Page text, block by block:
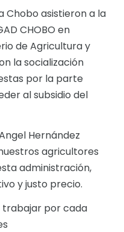
Territorial -
- PAC
y balances
Chobo asistieron a la
CHOBO en
de Agricultura y
la socialización
por la parte
al subsidio del
Hernández
agricultores
administración,
y justo precio.
trabajar por cada